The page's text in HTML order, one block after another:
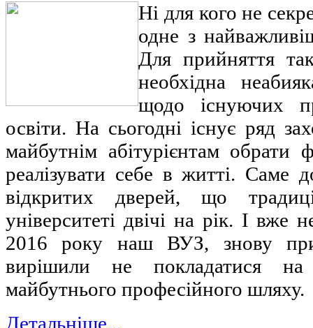
Ні для кого не
одне з
Для прийняття
необхідна
щодо існуючих
освіти. На сьогодні існує ряд
майбутнім абітурієнтам обрати
реалізувати себе в житті. Саме
відкритих дверей, що
університеті двічі на рік. І вже
2016 року наш ВУЗ, знову
вирішили не покладатися
майбутнього професійного шляху.
Детальніше...